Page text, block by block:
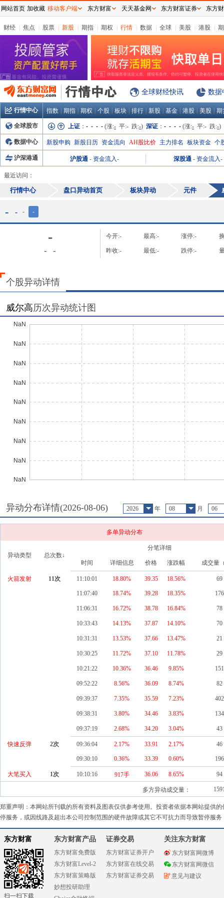
财经 焦点 股票 新股 期指 期权 行情 数据 全球 美股 港股
全球财经快讯 数据
行情中心 指数 期指 期权 个股 板块 排行 新股 基金 港股 美股 期
全球股市 上证 ： - - - - (涨:- 平:- 跌:-) 深证 ： - - - - (涨:- 平:- 跌:-)
数据中心 新股申购 新股日历 资金流向 AH股比价 主力排名 板块资金 个
沪深港通 沪股通 - 资金流入- 深股通 - 资金流入-
最近访问：
行情中心 盘口异动首页 板块异动 元件
- - - -
-
- -
今开:- 最高:- 涨停:-
昨收:- 最低:- 跌停:-
个股异动详情
威尔高历次异动统计图
异动分布详情(2026-08-06) 2026 年 08 月 06
多单异动分布
异动类型 总次数↓
分笔详细
时间 详细信息 价格 涨跌幅 成交量
火箭发射 11次 11:10:01 18.80% 39.35 18.56% 69
11:07:40 18.74% 39.28 18.35% 176
11:06:31 16.72% 38.78 16.84% 78
10:33:43 14.13% 37.87 14.10% 70
10:31:31 13.53% 37.66 13.47% 21
10:30:25 11.72% 37.10 11.78% 29
10:21:22 10.36% 36.46 9.85% 151
09:52:22 8.56% 36.09 8.74% 82
09:39:37 7.35% 35.59 7.23% 402
09:38:31 3.80% 34.46 3.83% 134
09:37:19 2.68% 34.20 3.04% 43
快速反弹 2次 09:36:04 2.17% 33.91 2.17% 46
09:30:10 0.36% 33.39 0.60% 196
大笔买入 1次 10:10:16 917手 36.06 8.65% 94
多方异动成交量：
郑重声明：本网站所刊载的所有资料及图表仅供参考使用。投资者依据本网站提供
停服务，或因线路及超出本公司控制范围的硬件故障或其它不可抗力而导致暂停服
东方财富
扫一扫下载
东方财富产品
东方财富免费版
东方财富Level-2
东方财富策略版
妙想投研助理
证券交易
东方财富证券开户
东方财富在线交易
东方财富证券交易
关注东方财富
东方财富网微博
东方财富网微信
意见与建议
网站首页 加收藏 移动客户端 东方财富 天天基金网 东方财富证券 东方